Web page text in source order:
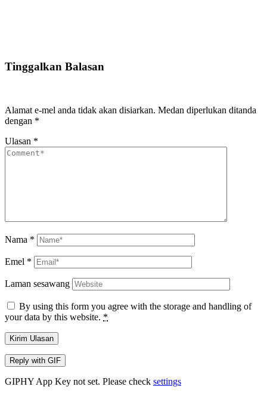
Tinggalkan Balasan
Alamat e-mel anda tidak akan disiarkan. Medan diperlukan ditanda
dengan *
Ulasan *
Nama *
Emel *
Laman sesawang
By using this form you agree with the storage and handling of
your data by this website. *
Kirim Ulasan
Reply with GIF
GIPHY App Key not set. Please check settings